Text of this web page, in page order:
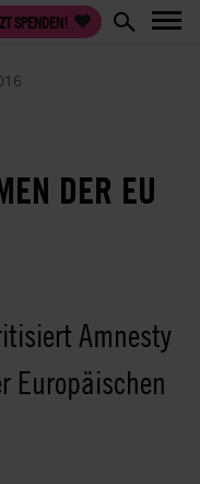
SPENDEN!
DER EU
Amnesty
Europäischen